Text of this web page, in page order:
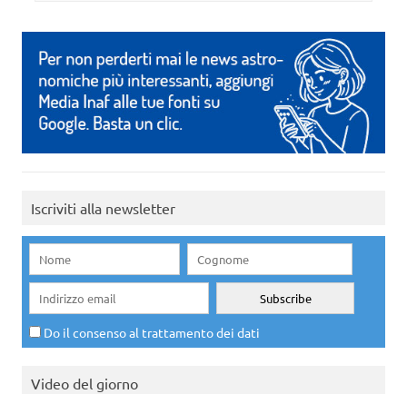
Iscriviti alla newsletter
Do il consenso al trattamento dei dati
Video del giorno